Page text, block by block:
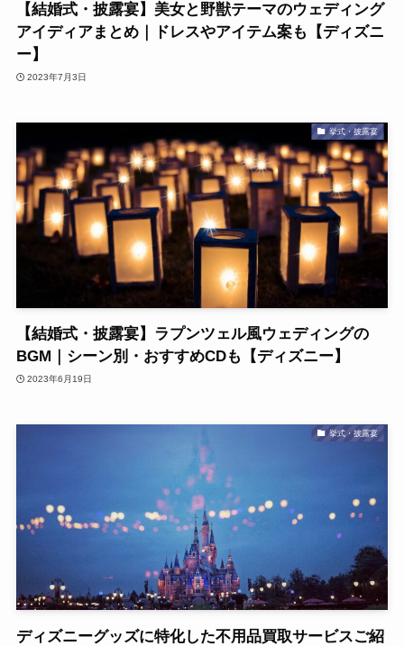
【結婚式・披露宴】美女と野獣テーマのウェディング
アイディアまとめ｜ドレスやアイテム案も【ディズニ
ー】
2023年7月3日
挙式・披露宴
【結婚式・披露宴】ラプンツェル風ウェディングの
BGM｜シーン別・おすすめCDも【ディズニー】
2023年6月19日
挙式・披露宴
ディズニーグッズに特化した不用品買取サービスご紹